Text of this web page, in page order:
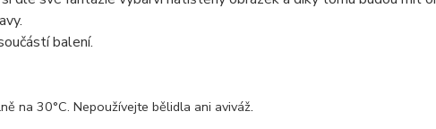
balení.
na 30°C. Nepoužívejte bělidla ani aviváž.